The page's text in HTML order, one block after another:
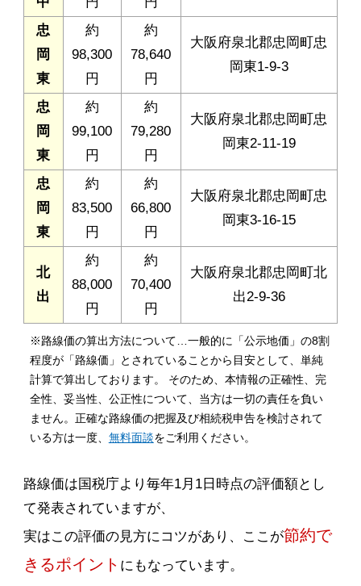
忠
岡
東
約
98,300
円
約
78,640
円
大阪府泉北郡忠岡町忠
岡東1-9-3
忠
岡
東
約
99,100
円
約
79,280
円
大阪府泉北郡忠岡町忠
岡東2-11-19
忠
岡
東
約
83,500
円
約
66,800
円
大阪府泉北郡忠岡町忠
岡東3-16-15
北
出
約
88,000
円
約
70,400
円
大阪府泉北郡忠岡町北
出2-9-36
※路線価の算出方法について…一般的に「公示地価」の8割
程度が「路線価」とされていることから目安として、単純
計算で算出しております。 そのため、本情報の正確性、完
全性、妥当性、公正性について、当方は一切の責任を負い
ません。正確な路線価の把握及び相続税申告を検討されて
いる方は一度、 無料面談をご利用ください。
路線価は国税庁より毎年1月1日時点の評価額とし
て発表されていますが、
実はこの評価の見方にコツがあり、ここが節約で
きるポイント にもなっています。